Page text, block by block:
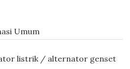
Umum
listrik / alternator genset